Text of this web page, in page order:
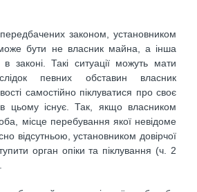
законом, установником
може бути не власник майна, а інша
законі. Такі ситуації можуть мати
певних обставин власник
самостійно піклуватися про своє
цьому існує. Так, якщо власником
місце перебування якої невідоме
відсутньою, установником довірчої
орган опіки та піклування (ч. 2